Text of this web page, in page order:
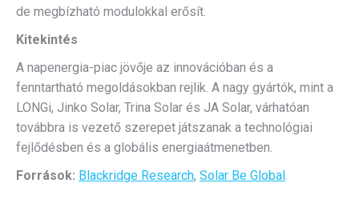
de megbízható modulokkal erősít.
Kitekintés
A napenergia-piac jövője az innovációban és a
fenntartható megoldásokban rejlik. A nagy gyártók, mint a
LONGi, Jinko Solar, Trina Solar és JA Solar, várhatóan
továbbra is vezető szerepet játszanak a technológiai
fejlődésben és a globális energiaátmenetben.
Források: Blackridge Research, Solar Be Global.